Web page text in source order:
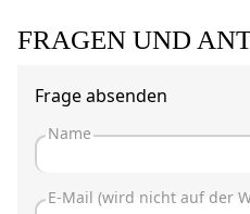
FRAGEN UND
Frage absenden